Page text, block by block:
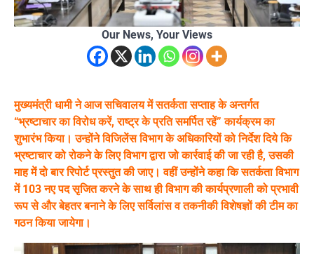
Our News, Your Views
मुख्यमंत्री धामी ने आज सचिवालय में सतर्कता सप्ताह के अन्तर्गत
“भ्रष्टाचार का विरोध करें, राष्ट्र के प्रति समर्पित रहें” कार्यक्रम का
शुभारंभ किया। उन्होंने विजिलेंस विभाग के अधिकारियों को निर्देश दिये कि
भ्रष्टाचार को रोकने के लिए विभाग द्वारा जो कार्रवाई की जा रही है, उसकी
माह में दो बार रिपोर्ट प्रस्तुत की जाए। वहीं उन्होंने कहा कि सतर्कता विभाग
में 103 नए पद सृजित करने के साथ ही विभाग की कार्यप्रणाली को प्रभावी
रूप से और बेहतर बनाने के लिए सर्विलांस व तकनीकी विशेषज्ञों की टीम का
गठन किया जायेगा।